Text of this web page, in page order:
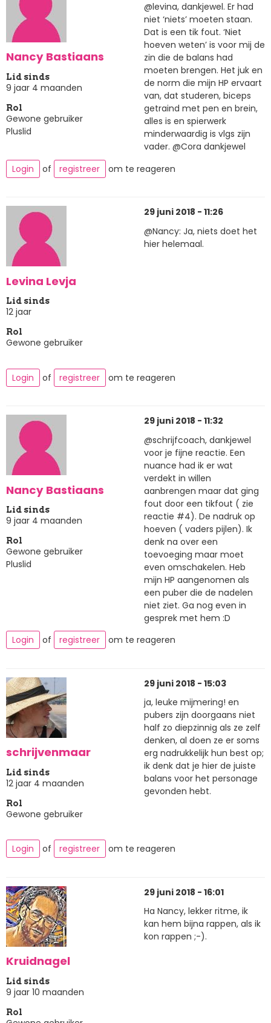
Nancy Bastiaans
Lid sinds
9 jaar 4 maanden
Rol
Gewone gebruiker
Pluslid
@levina, dankjewel. Er had
niet ‘niets’ moeten staan.
Dat is een tik fout. ‘Niet
hoeven weten’ is voor mij de
zin die de balans had
moeten brengen. Het juk en
de norm die mijn HP ervaart
van, dat studeren, biceps
getraind met pen en brein,
alles is en spierwerk
minderwaardig is vlgs zijn
vader. @Cora dankjewel
Login
of registreer om te reageren
Levina Levja
Lid sinds
12 jaar
Rol
Gewone gebruiker
29 juni 2018 - 11:26
@Nancy: Ja, niets doet het
hier helemaal.
Login of registreer om te reageren
Nancy Bastiaans
Lid sinds
9 jaar 4 maanden
Rol
Gewone gebruiker
Pluslid
29 juni 2018 - 11:32
@schrijfcoach, dankjewel
voor je fijne reactie. Een
nuance had ik er wat
verdekt in willen
aanbrengen maar dat ging
fout door een tikfout ( zie
reactie #4). De nadruk op
hoeven ( vaders pijlen). Ik
denk na over een
toevoeging maar moet
even omschakelen. Heb
mijn HP aangenomen als
een puber die de nadelen
niet ziet. Ga nog even in
gesprek met hem :D
Login
of registreer om te reageren
schrijvenmaar
Lid sinds
12 jaar 4 maanden
Rol
Gewone gebruiker
29 juni 2018 - 15:03
ja, leuke mijmering! en
pubers zijn doorgaans niet
half zo diepzinnig als ze zelf
denken, al doen ze er soms
erg nadrukkelijk hun best op;
ik denk dat je hier de juiste
balans voor het personage
gevonden hebt.
Login of registreer om te reageren
Kruidnagel
Lid sinds
9 jaar 10 maanden
Rol
29 juni 2018 - 16:01
Ha Nancy, lekker ritme, ik
kan hem bijna rappen, als ik
kon rappen ;-).